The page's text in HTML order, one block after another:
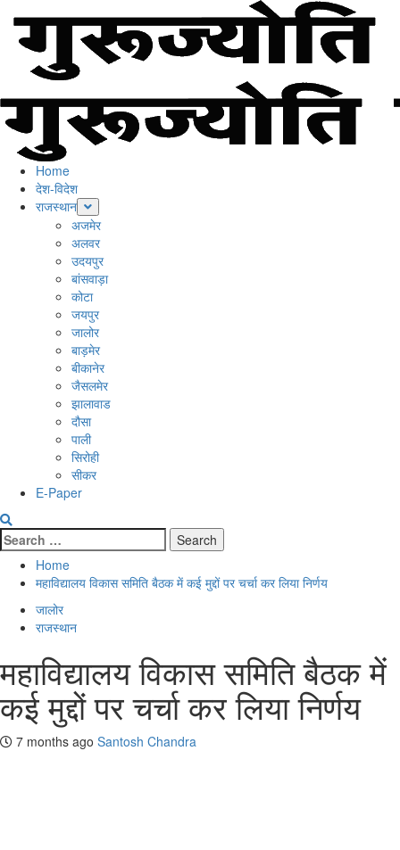
content
Menu
Home
देश-विदेश
राजस्थान
अजमेर
अलवर
उदयपुर
बांसवाड़ा
कोटा
जयपुर
जालोर
बाड़मेर
बीकानेर
जैसलमेर
झालावाड
दौसा
पाली
सिरोही
सीकर
E-Paper
Search
for:
Home
महाविद्यालय विकास समिति बैठक में कई मुद्दों पर चर्चा कर लिया निर्णय
जालोर
राजस्थान
महाविद्यालय विकास समिति बैठक में
कई मुद्दों पर चर्चा कर लिया निर्णय
7 months ago Santosh Chandra